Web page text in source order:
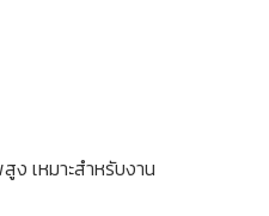
เหมาะสำหรับงาน